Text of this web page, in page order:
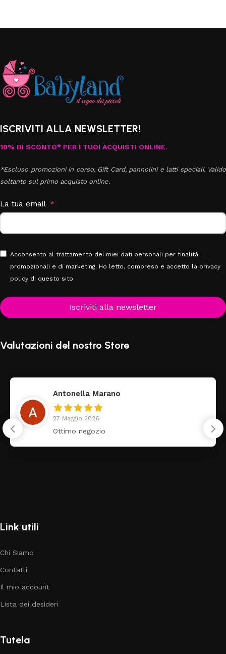
ISCRIVITI ALLA NEWSLETTER!
10% DI SCONTO* PER I TUOI ACQUISTI ONLINE.
*Escluso promozioni in corso, Gift Card, pannolini e latti speciali. Valido
soltanto sul primo acquisto online.
La tua email
Acconsento al trattamento dei miei dati personali per finalità
promozionali e di marketing. Ho letto, compreso e accetto la privacy
policy di questo sito.
Iscriviti alla newsletter
Valutazioni del nostro Store
Antonella Marano
27 Maggio 2026
Ottimo negozio
Link utili
Chi Siamo
Contatti
Il mio account
Lista dei desideri
Tutela